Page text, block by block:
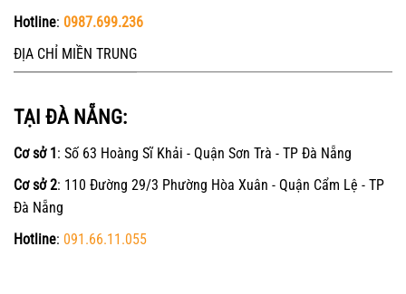
Hotline: 0987.699.236
ĐỊA CHỈ MIỀN TRUNG
TẠI ĐÀ NẴNG:
Cơ sở 1: Số 63 Hoàng Sĩ Khải - Quận Sơn Trà - TP Đà Nẵng
Cơ sở 2: 110 Đường 29/3 Phường Hòa Xuân - Quận Cẩm Lệ - TP
Đà Nẵng
Hotline: 091.66.11.055